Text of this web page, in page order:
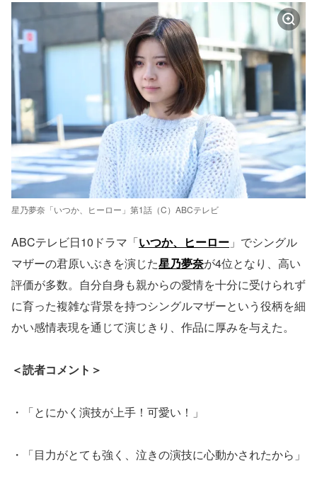
星乃夢奈「いつか、ヒーロー」第1話（C）ABCテレビ
ABCテレビ日10ドラマ「いつか、ヒーロー 」でシングル
マザーの君原いぶきを演じた星乃夢奈が4位となり、高い
評価が多数。自分自身も親からの愛情を十分に受けられず
に育った複雑な背景を持つシングルマザーという役柄を細
かい感情表現を通じて演じきり、作品に厚みを与えた。
＜読者コメント＞
・「とにかく演技が上手！可愛い！」
・「目力がとても強く、泣きの演技に心動かされたから」